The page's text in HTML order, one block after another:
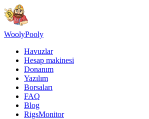
WoolyPooly
Havuzlar
Hesap makinesi
Donanım
Yazılım
Borsaları
FAQ
Blog
RigsMonitor